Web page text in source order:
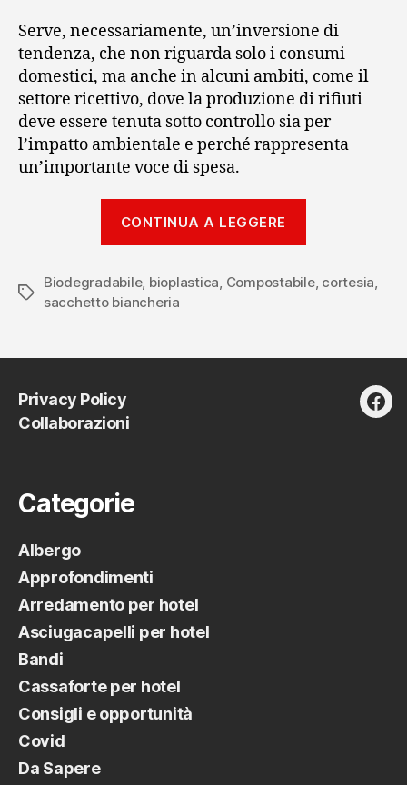
Serve, necessariamente, un’inversione di
tendenza, che non riguarda solo i consumi
domestici, ma anche in alcuni ambiti, come il
settore ricettivo, dove la produzione di rifiuti
deve essere tenuta sotto controllo sia per
l’impatto ambientale e perché rappresenta
un’importante voce di spesa.
CONTINUA A LEGGERE
in
nuova
Tag
Biodegradabile, bioplastica, Compostabile, cortesia,
sacchetto biancheria
Privacy Policy
Collaborazioni
Categorie
Albergo
Approfondimenti
Arredamento per hotel
Asciugacapelli per hotel
Bandi
Cassaforte per hotel
Consigli e opportunità
Covid
Da Sapere